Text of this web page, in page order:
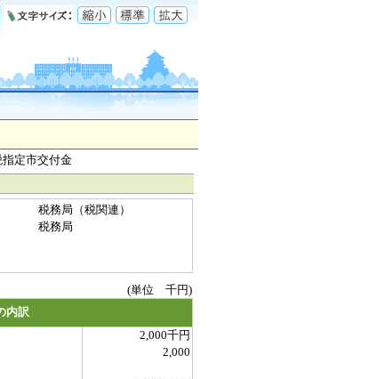
定市交付金
税務局（税関連）
税務局
(単位 千円)
内訳
2,000千円
2,000